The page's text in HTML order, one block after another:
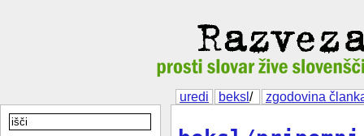
uredi beksl / zgodovina